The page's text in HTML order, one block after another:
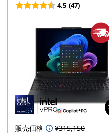
4.5 (47)
販売価格 ¥315,150